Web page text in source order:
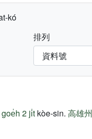
kó
排列
goe̍h 2 ji̍t kòe-sin.高雄州